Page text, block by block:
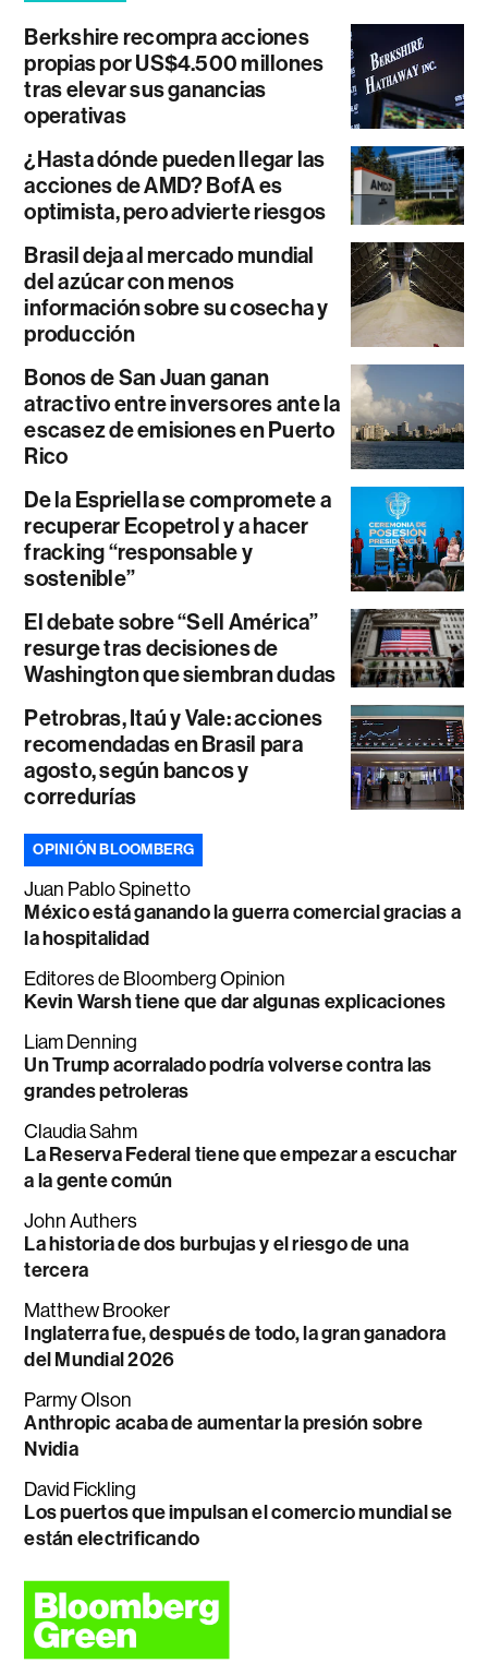
Berkshire recompra acciones
propias por US$4.500 millones
tras elevar sus ganancias
operativas
¿Hasta dónde pueden llegar las
acciones de AMD? BofA es
optimista, pero advierte riesgos
Brasil deja al mercado mundial
del azúcar con menos
información sobre su cosecha y
producción
Bonos de San Juan ganan
atractivo entre inversores ante la
escasez de emisiones en Puerto
Rico
De la Espriella se compromete a
recuperar Ecopetrol y a hacer
fracking “responsable y
sostenible”
El debate sobre “Sell América”
resurge tras decisiones de
Washington que siembran dudas
Petrobras, Itaú y Vale: acciones
recomendadas en Brasil para
agosto, según bancos y
corredurías
OPINIÓN BLOOMBERG
Juan Pablo Spinetto
México está ganando la guerra comercial gracias a
la hospitalidad
Editores de Bloomberg Opinion
Kevin Warsh tiene que dar algunas explicaciones
Liam Denning
Un Trump acorralado podría volverse contra las
grandes petroleras
Claudia Sahm
La Reserva Federal tiene que empezar a escuchar
a la gente común
John Authers
La historia de dos burbujas y el riesgo de una
tercera
Matthew Brooker
Inglaterra fue, después de todo, la gran ganadora
del Mundial 2026
Parmy Olson
Anthropic acaba de aumentar la presión sobre
Nvidia
David Fickling
Los puertos que impulsan el comercio mundial se
están electrificando